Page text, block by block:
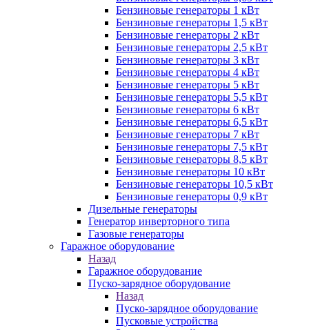
Бензиновые генераторы 1 кВт
Бензиновые генераторы 1,5 кВт
Бензиновые генераторы 2 кВт
Бензиновые генераторы 2,5 кВт
Бензиновые генераторы 3 кВт
Бензиновые генераторы 4 кВт
Бензиновые генераторы 5 кВт
Бензиновые генераторы 5,5 кВт
Бензиновые генераторы 6 кВт
Бензиновые генераторы 6,5 кВт
Бензиновые генераторы 7 кВт
Бензиновые генераторы 7,5 кВт
Бензиновые генераторы 8,5 кВт
Бензиновые генераторы 10 кВт
Бензиновые генераторы 10,5 кВт
Бензиновые генераторы 0,9 кВт
Дизельные генераторы
Генератор инверторного типа
Газовые генераторы
Гаражное оборудование
Назад
Гаражное оборудование
Пуско-зарядное оборудование
Назад
Пуско-зарядное оборудование
Пусковые устройства